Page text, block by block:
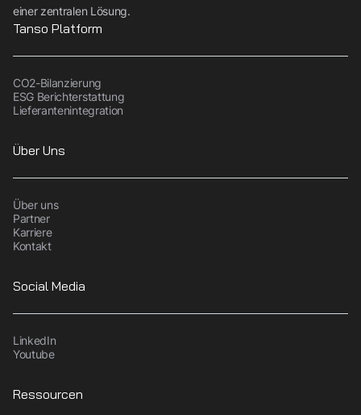
einer zentralen Lösung.
Tanso Platform
CO2-Bilanzierung
ESG Berichterstattung
Lieferantenintegration
Über Uns
Über uns
Partner
Karriere
Kontakt
Social Media
LinkedIn
Youtube
Ressourcen